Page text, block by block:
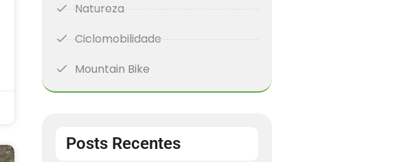
Natureza
Ciclomobilidade
Mountain Bike
Posts Recentes